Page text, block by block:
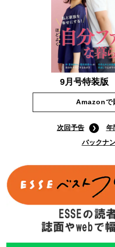
9月号特装版
Amazonで
次回予告
年
バックナ